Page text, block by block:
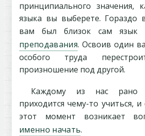
принципиального значения,
языка вы выберете. Гораздо
вам был близок сам
преподавания. Освоив один
особого труда
произношение под другой.
Каждому из нас рано
приходится чему-то учиться,
этот момент возникает
именно начать.